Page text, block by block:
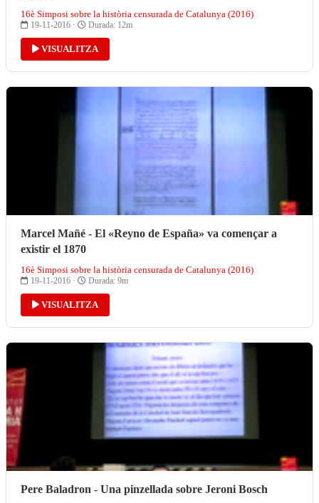
16è Simposi sobre la història censurada de Catalunya (2016)
19-11-2016 · Durada: 12m
VISUALITZA
Marcel Mañé - El «Reyno de España» va començar a
existir el 1870
16è Simposi sobre la història censurada de Catalunya (2016)
19-11-2016 · Durada: 9m
VISUALITZA
Pere Baladron - Una pinzellada sobre Jeroni Bosch